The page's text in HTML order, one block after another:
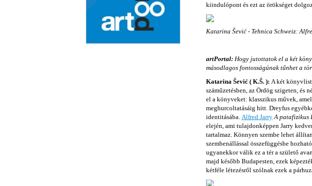
kiindulópont és ezt az örökséget
Katarina Šević - Tehnica Schweiz:
artPortal: Hogy jutottatok el a két
másodlagos fontosságúnak tűnhet a
Katarina Šević ( K.Š. ): A két
száműzetésben, az Ördög szigeten,
el a könyveket: klasszikus művek,
meghurcoltatásáig hitt. Dreyfus
identitásába. Alfred Jarry A patafizikus
elején, ami tulajdonképpen Jarry
tartalmaz. Könnyen szembe lehet
szembenállással összefüggésbe
ugyanekkor válik ez a tér a születő
majd később Budapesten, ezek
kétféle létezésről szólnak ezek a